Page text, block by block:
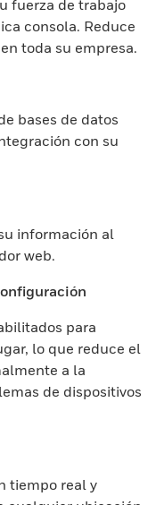
fuerza de trabajo
consola. Reduce
toda su empresa.
bases de datos
con su
información al
web.
para
lo que reduce el
a la
de dispositivos
tiempo real y